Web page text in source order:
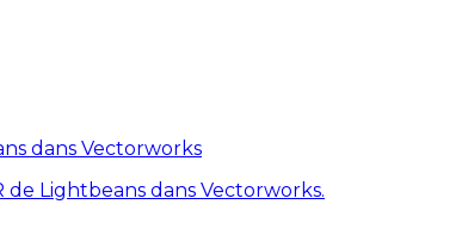
dans Vectorworks
Lightbeans dans Vectorworks.